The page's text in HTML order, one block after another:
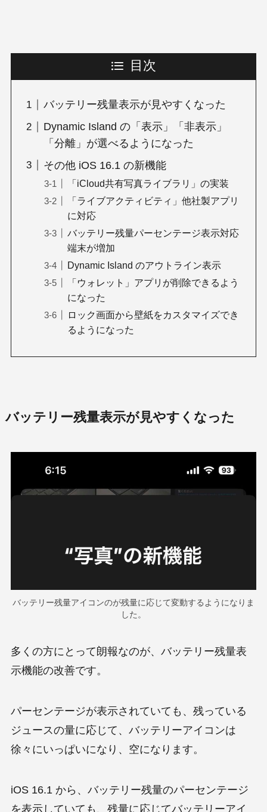
目次
バッテリー残量表示が見やすくなった
Dynamic Island の「表示」「非表示」
「分離」が選べるようになった
その他 iOS 16.1 の新機能
「iCloud共有写真ライブラリ」の実装
「ライブアクティビティ」他社製アプリ
に対応
バッテリー残量パーセンテージ表示対応
端末が増加
Dynamic Island のアウトライン表示
「ウォレット」アプリが削除できるよう
になった
ロック画面から壁紙をカスタマイズでき
るようになった
バッテリー残量表示が見やすくなった
バッテリー残量アイコンのが残量に応じて変動するようになりま
した。
多くの方にとって朗報なのが、バッテリー残量表
示機能の改善です。
パーセンテージが表示されていても、残っている
ジュースの量に応じて、バッテリーアイコンは
徐々にいっぱいになり、空になります。
iOS 16.1 から、バッテリー残量のパーセンテージ
を表示していても、残量に応じてバッテリーアイ